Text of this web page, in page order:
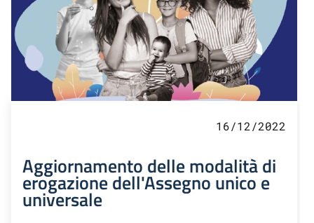
16/12/2022
Aggiornamento delle modalità di
erogazione dell'Assegno unico e
universale